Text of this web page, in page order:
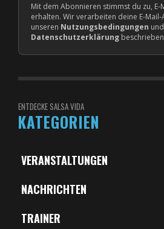
Mit dem Abonnieren stimmst du zu, E-
erhalten. Wir verarbeiten deine E-Mail-
unseren Nutzungsbedingungen
Datenschutzerklärung
ENTDECKE SALSA VIDA
KATEGORIEN
VERANSTALTUNGEN
NACHRICHTEN
TRAINER